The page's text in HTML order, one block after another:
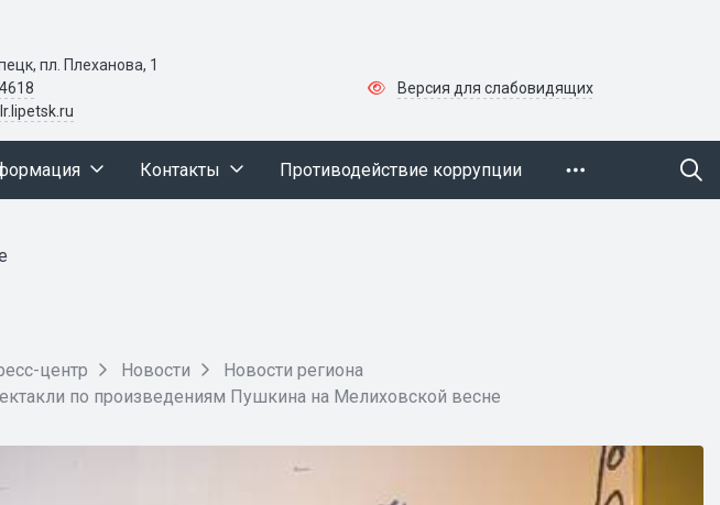
пл. Плеханова, 1
Версия для слабовидящих
Контакты Противодействие коррупции
центр Новости
Новости региона
по произведениям Пушкина на Мелиховской весне